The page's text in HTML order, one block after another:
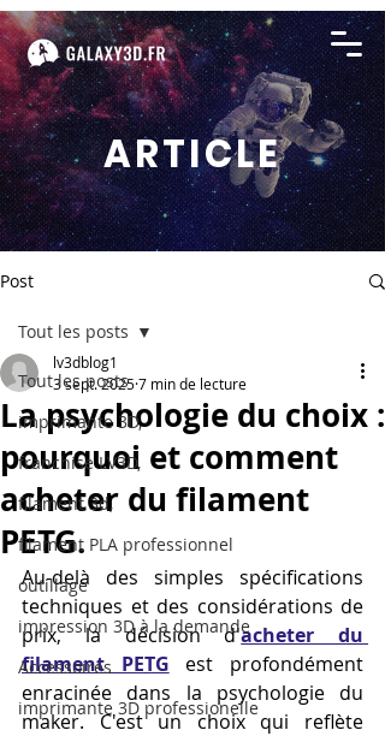
ARTICLE
Post
Tout les posts
imprimante 3D,
franchise LV3D,
filament 3d,
filament PLA professionnel
outillage
impression 3D à la demande
Accessoires
imprimante 3D professionelle
Tout les posts
La psychologie du choix :
pourquoi et comment
acheter du filament
PETG.
lv3dblog1
3 sept. 20257 min de lecture
Au-delà des simples spécifications
techniques et des considérations de
prix, la décision d'acheter du
filament PETG est profondément
enracinée dans la psychologie du
maker. C'est un choix qui reflète